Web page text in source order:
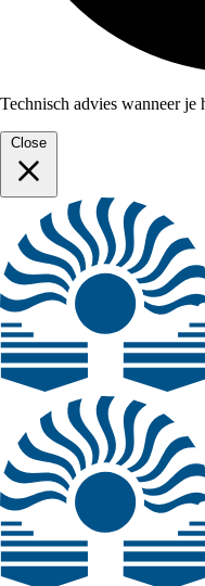
Technisch advies wanneer je
Close